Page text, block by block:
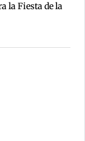
la Fiesta de la